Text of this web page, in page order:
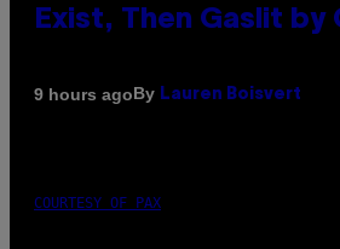
Exist, Then Gaslit by
9 hours agoBy Lauren Boisvert
COURTESY OF PAX